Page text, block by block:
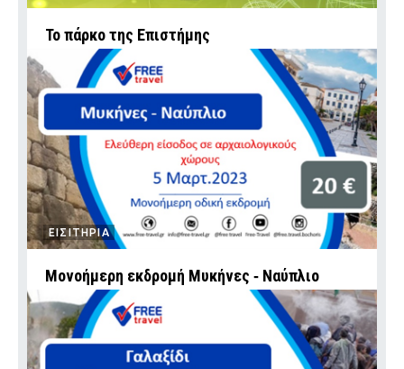
To πάρκο της Επιστήμης
ΕΙΣΙΤΗΡΙΑ
Μονοήμερη εκδρομή Μυκήνες ‑ Ναύπλιο